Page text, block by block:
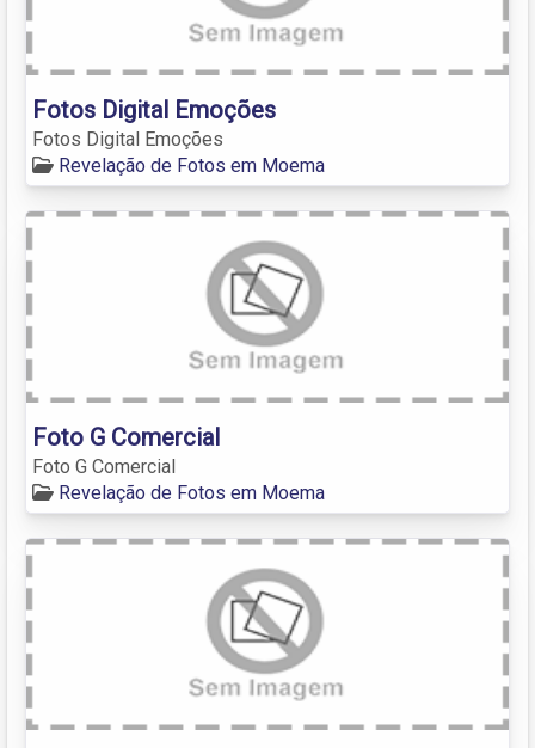
Fotos Digital Emoções
Fotos Digital Emoções
Revelação de Fotos em Moema
Foto G Comercial
Foto G Comercial
Revelação de Fotos em Moema